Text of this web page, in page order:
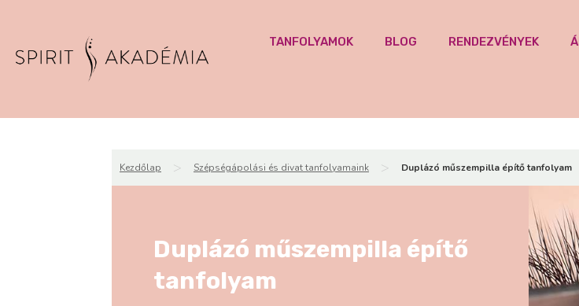
TANFOLYAMOK BLOG RENDEZVÉNYEK
Kezdőlap > Szépségápolási és divat tanfolyamaink > Duplázó műszempilla építő tanfolyam
Duplázó műszempilla építő
tanfolyam